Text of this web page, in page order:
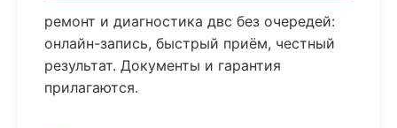
ремонт и диагностика двс без очередей:
онлайн-запись, быстрый приём, честный
результат. Документы и гарантия
прилагаются.